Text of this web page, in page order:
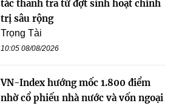
tác thanh tra từ đợt sinh hoạt chính
trị sâu rộng
Trọng Tài
10:05 08/08/2026
VN-Index hướng mốc 1.800 điểm
nhờ cổ phiếu nhà nước và vốn ngoại